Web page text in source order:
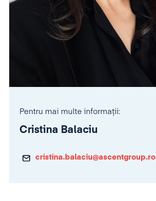
Pentru mai multe informații:
Cristina Balaciu
cristina.balaciu@ascentgroup.ro